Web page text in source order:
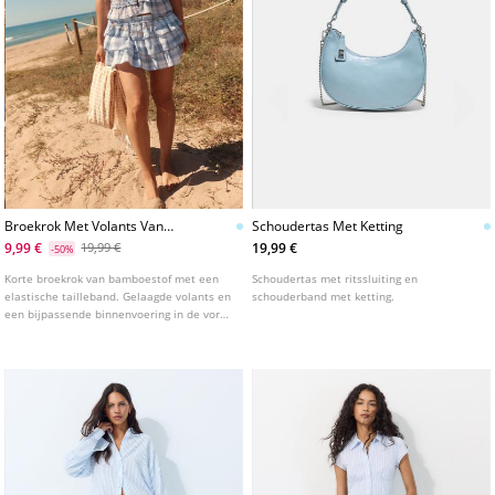
Broekrok Met Volants Van
Bamboestof
9,99 € -50% 19,99 €
Korte broekrok van bamboestof met een
elastische tailleband. Gelaagde volants en
een bijpassende binnenvoering in de vorm
Schoudertas Met Ketting
19,99 €
Schoudertas met ritssluiting en
schouderband met ketting.